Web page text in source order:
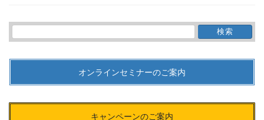
検
索:
オンラインセミナーのご案内
キャンペーンのご案内